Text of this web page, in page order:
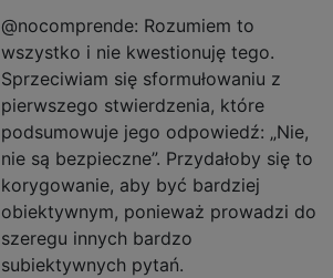
@nocomprende: Rozumiem to
wszystko i nie kwestionuję tego.
Sprzeciwiam się sformułowaniu z
pierwszego stwierdzenia, które
podsumowuje jego odpowiedź: „Nie,
nie są bezpieczne”. Przydałoby się to
korygowanie, aby być bardziej
obiektywnym, ponieważ prowadzi do
szeregu innych bardzo
subiektywnych pytań.